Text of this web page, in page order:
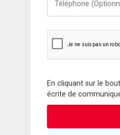
(Optionnel)
En cliquant sur le
écrite de